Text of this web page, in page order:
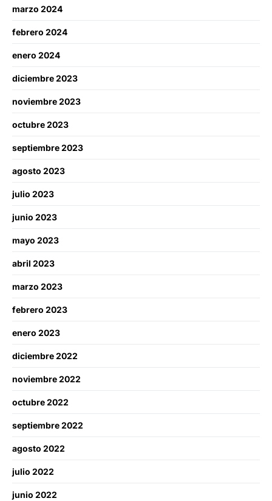
marzo 2024
febrero 2024
enero 2024
diciembre 2023
noviembre 2023
octubre 2023
septiembre 2023
agosto 2023
julio 2023
junio 2023
mayo 2023
abril 2023
marzo 2023
febrero 2023
enero 2023
diciembre 2022
noviembre 2022
octubre 2022
septiembre 2022
agosto 2022
julio 2022
junio 2022